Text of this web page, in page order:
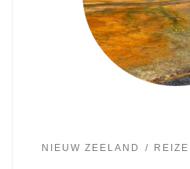
NIEUW ZEELAND